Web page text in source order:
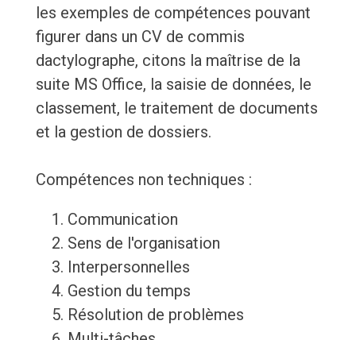
les exemples de compétences pouvant
figurer dans un CV de commis
dactylographe, citons la maîtrise de la
suite MS Office, la saisie de données, le
classement, le traitement de documents
et la gestion de dossiers.
Compétences non techniques :
Communication
Sens de l'organisation
Interpersonnelles
Gestion du temps
Résolution de problèmes